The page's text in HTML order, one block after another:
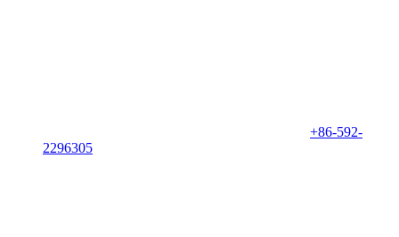
+86-592-
2296305